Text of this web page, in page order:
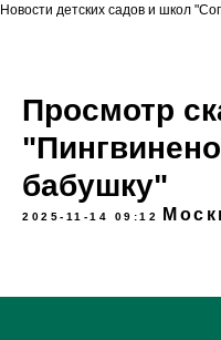
Новости детских садов и школ
Просмотр
бабушку"
2025-11-14 09:12